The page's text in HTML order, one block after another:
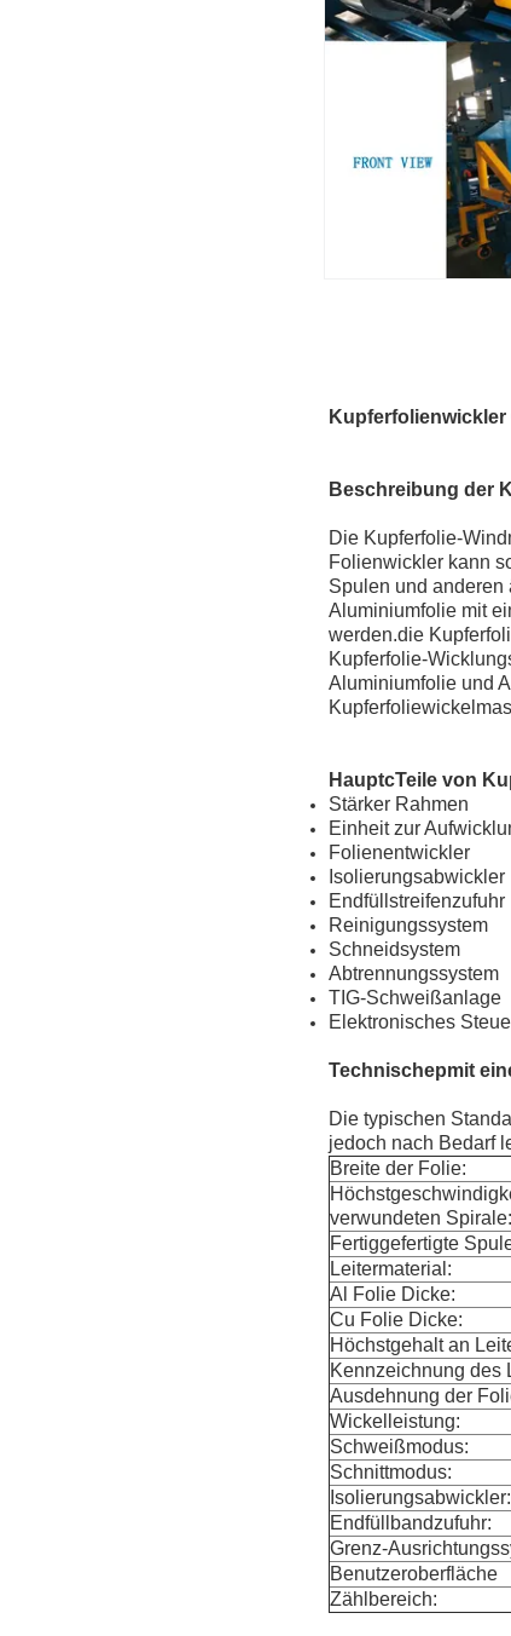
Kupferfolienwickler
Beschreibung der
Die Kupferfolie-
Folienwickler kann
Spulen und anderen
Aluminiumfolie mit
werden.die
Kupferfolie-
Aluminiumfolie und
HauptcTeile von
Stärker Rahmen
Einheit zur
Folienentwickler
Isolierungsabwickler
Endfüllstreifenzufuhr
Reinigungssystem
Schneidsystem
Abtrennungssystem
TIG-Schweißanlage
Elektronisches
Technischepmit
Die typischen
jedoch nach Bedarf
Breite der Folie:
verwundeten Spirale:
Fertiggefertigte
Leitermaterial:
Al Folie Dicke:
Cu Folie Dicke:
Höchstgehalt an
Kennzeichnung des
Ausdehnung der
Wickelleistung:
Schweißmodus:
Schnittmodus:
Isolierungsabwickler:
Endfüllbandzufuhr:
Grenz-
Benutzeroberfläche
Zählbereich: